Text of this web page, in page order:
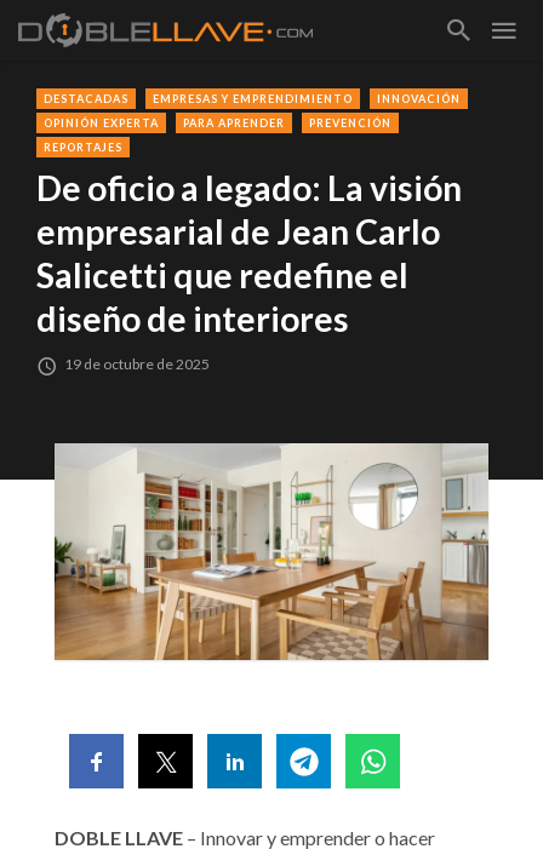
DESTACADAS EMPRESAS Y EMPRENDIMIENTO
INNOVACIÓN
OPINIÓN EXPERTA
PARA APRENDER
PREVENCIÓN
REPORTAJES
De oficio a legado: La visión
empresarial de Jean Carlo
Salicetti que redefine el
diseño de interiores
19 de octubre de 2025
DOBLE LLAVE – Innovar y emprender o hacer